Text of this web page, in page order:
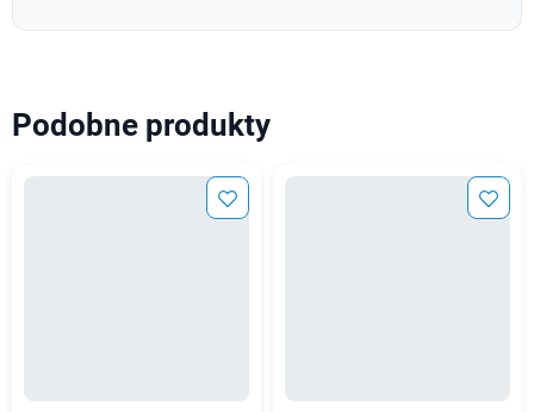
Podobne produkty